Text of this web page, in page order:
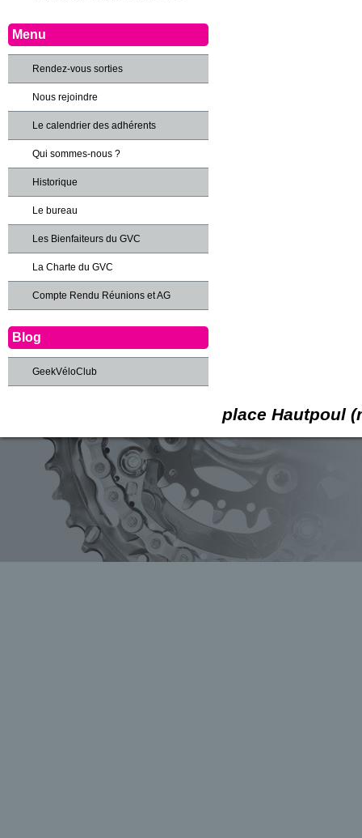
place Hautpoul
Menu
Rendez-vous sorties
Nous rejoindre
Le calendrier des adhérents
Qui sommes-nous ?
Historique
Le bureau
Les Bienfaiteurs du GVC
La Charte du GVC
Compte Rendu Réunions et AG
Blog
GeekVéloClub